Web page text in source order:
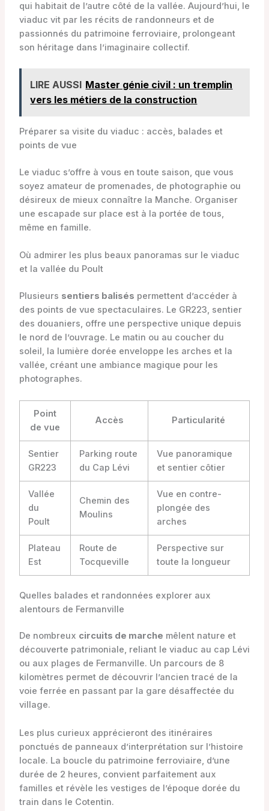
qui habitait de l’autre côté de la vallée. Aujourd’hui, le
viaduc vit par les récits de randonneurs et de
passionnés du patrimoine ferroviaire, prolongeant
son héritage dans l’imaginaire collectif.
LIRE AUSSI Master génie civil : un tremplin
vers les métiers de la construction
Préparer sa visite du viaduc : accès, balades et
points de vue
Le viaduc s’offre à vous en toute saison, que vous
soyez amateur de promenades, de photographie ou
désireux de mieux connaître la Manche. Organiser
une escapade sur place est à la portée de tous,
même en famille.
Où admirer les plus beaux panoramas sur le viaduc
et la vallée du Poult
Plusieurs sentiers balisés permettent d’accéder à
des points de vue spectaculaires. Le GR223, sentier
des douaniers, offre une perspective unique depuis
le nord de l’ouvrage. Le matin ou au coucher du
soleil, la lumière dorée enveloppe les arches et la
vallée, créant une ambiance magique pour les
photographes.
Point
de vue
Accès Particularité
Sentier
GR223
Parking route
du Cap Lévi
Vue panoramique
et sentier côtier
Vallée
du
Poult
Chemin des
Moulins
Vue en contre-
plongée des
arches
Plateau
Est
Route de
Tocqueville
Perspective sur
toute la longueur
Quelles balades et randonnées explorer aux
alentours de Fermanville
De nombreux circuits de marche mêlent nature et
découverte patrimoniale, reliant le viaduc au cap Lévi
ou aux plages de Fermanville. Un parcours de 8
kilomètres permet de découvrir l’ancien tracé de la
voie ferrée en passant par la gare désaffectée du
village.
Les plus curieux apprécieront des itinéraires
ponctués de panneaux d’interprétation sur l’histoire
locale. La boucle du patrimoine ferroviaire, d’une
durée de 2 heures, convient parfaitement aux
familles et révèle les vestiges de l’époque dorée du
train dans le Cotentin.